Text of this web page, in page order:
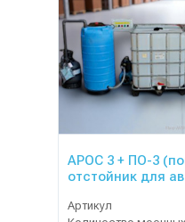
АРОС 3 + ПО-3
отстойник для
Артикул